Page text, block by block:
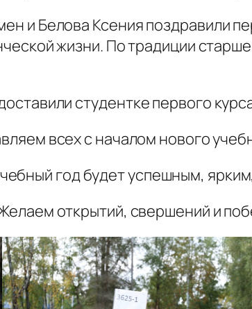
и Белова Ксения поздравили
жизни. По традиции
студентке первого
всех с началом нового
год будет успешным,
открытий, свершений и